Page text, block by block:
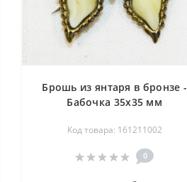
Брошь из янтаря в бронзе -
Бабочка 35х35 мм
Код товара: 161211002
0